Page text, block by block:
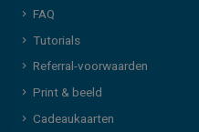
FAQ
Tutorials
Referral-voorwaarden
Print & beeld
Cadeaukaarten